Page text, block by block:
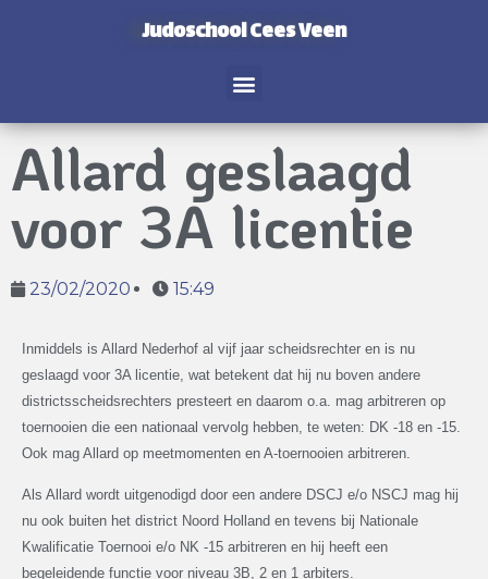
Judoschool Cees Veen
Allard geslaagd
voor 3A licentie
23/02/2020 15:49
Inmiddels is Allard Nederhof al vijf jaar scheidsrechter en is nu
geslaagd voor 3A licentie, wat betekent dat hij nu boven andere
districtsscheidsrechters presteert en daarom o.a. mag arbitreren op
toernooien die een nationaal vervolg hebben, te weten: DK -18 en -15.
Ook mag Allard op meetmomenten en A-toernooien arbitreren.
Als Allard wordt uitgenodigd door een andere DSCJ e/o NSCJ mag hij
nu ook buiten het district Noord Holland en tevens bij Nationale
Kwalificatie Toernooi e/o NK -15 arbitreren en hij heeft een
begeleidende functie voor niveau 3B, 2 en 1 arbiters.